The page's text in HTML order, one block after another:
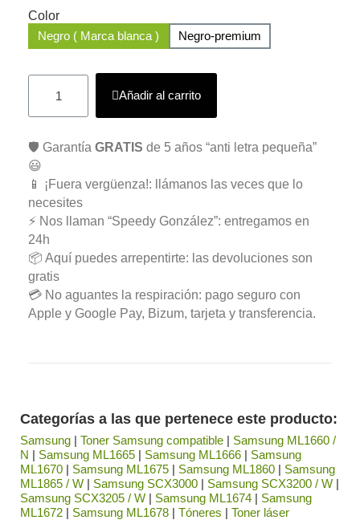
Color
Negro ( Marca blanca )
Negro-premium
Añadir al carrito
🛡️ Garantía GRATIS de 5 años “anti letra pequeña”
😃
📱 ¡Fuera vergüenza!: llámanos las veces que lo
necesites
⚡ Nos llaman “Speedy González”: entregamos en
24h
📦 Aquí puedes arrepentirte: las devoluciones son
gratis
💳 No aguantes la respiración: pago seguro con
Apple y Google Pay, Bizum, tarjeta y transferencia.
Categorías a las que pertenece este producto:
Samsung | Toner Samsung compatible | Samsung ML1660 /
N | Samsung ML1665 | Samsung ML1666 | Samsung
ML1670 | Samsung ML1675 | Samsung ML1860 | Samsung
ML1865 / W | Samsung SCX3000 | Samsung SCX3200 / W |
Samsung SCX3205 / W | Samsung ML1674 | Samsung
ML1672 | Samsung ML1678 | Tóneres | Toner láser